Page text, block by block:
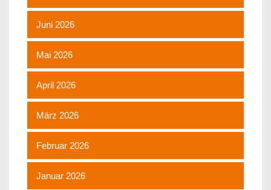
Juni 2026
Mai 2026
April 2026
März 2026
Februar 2026
Januar 2026